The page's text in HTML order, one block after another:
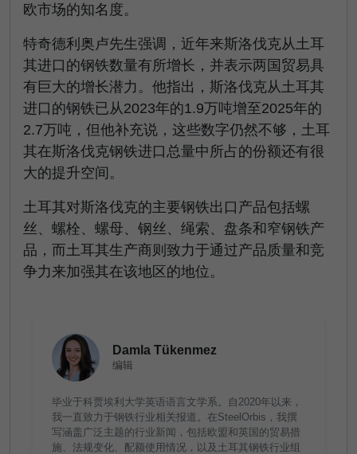
欧市场的知名度。
特奇德利奥卢先生强调，近年来斯洛伐克从土耳
其进口的钢铁数量有所增长，并表示两国贸易具
有巨大的增长潜力。他指出，斯洛伐克从土耳其
进口的钢铁已从2023年的1.9万吨增至2025年的
2.7万吨，但他补充说，这些数字仍然不够，土耳
其在斯洛伐克钢铁进口总量中所占的份额还有很
大的提升空间。
土耳其对斯洛伐克的主要钢铁出口产品包括螺
丝、螺栓、螺母、钢丝、绳索、盘条和窄钢铁产
品，而土耳其生产商则致力于通过产品质量和竞
争力来加强其在该地区的地位。
Damla Tükenmez
编辑
毕业于科贾埃利大学英语语言文学系。自2020年以来，
我一直致力于钢铁行业相关报道。在SteelOrbis，我撰
写涵盖广泛主题的行业新闻，包括欧盟和英国的贸易措
施、法规变化、配额使用情况，以及土耳其钢铁行业组